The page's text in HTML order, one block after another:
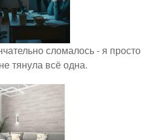
сломалось - я просто
тянула всё одна.